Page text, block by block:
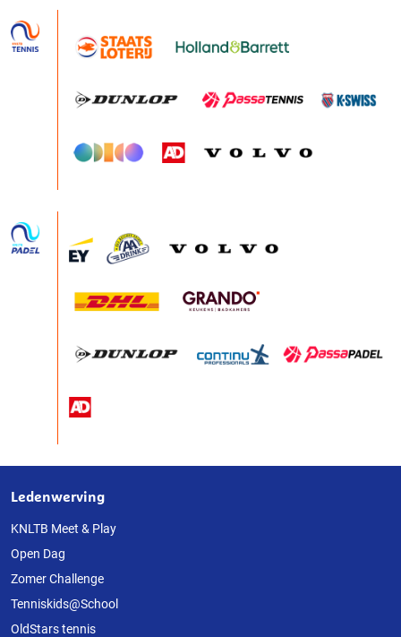
Over
deze
website
Ledenwerving
KNLTB Meet & Play
Open Dag
Zomer Challenge
Tenniskids@School
OldStars tennis